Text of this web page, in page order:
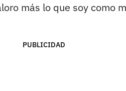
más lo que soy como
PUBLICIDAD